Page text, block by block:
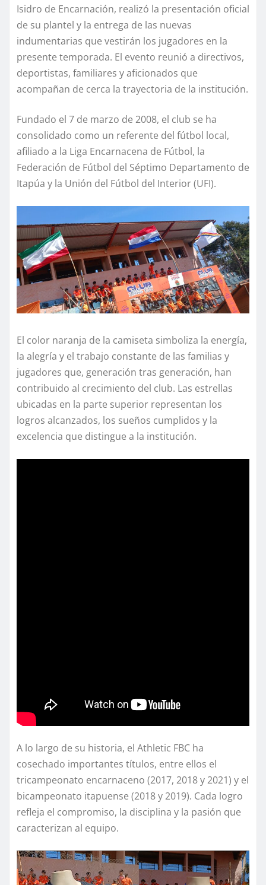
Isidro de Encarnación, realizó la presentación oficial
de su plantel y la entrega de las nuevas
indumentarias que vestirán los jugadores en la
presente temporada. El evento reunió a directivos,
deportistas, familiares y aficionados que
acompañan de cerca la trayectoria de la institución.
Fundado el 7 de marzo de 2008, el club se ha
consolidado como un referente del fútbol local,
afiliado a la Liga Encarnacena de Fútbol, la
Federación de Fútbol del Séptimo Departamento de
Itapúa y la Unión del Fútbol del Interior (UFI).
El color naranja de la camiseta simboliza la energía,
la alegría y el trabajo constante de las familias y
jugadores que, generación tras generación, han
contribuido al crecimiento del club. Las estrellas
ubicadas en la parte superior representan los
logros alcanzados, los sueños cumplidos y la
excelencia que distingue a la institución.
A lo largo de su historia, el Athletic FBC ha
cosechado importantes títulos, entre ellos el
tricampeonato encarnaceno (2017, 2018 y 2021) y el
bicampeonato itapuense (2018 y 2019). Cada logro
refleja el compromiso, la disciplina y la pasión que
caracterizan al equipo.